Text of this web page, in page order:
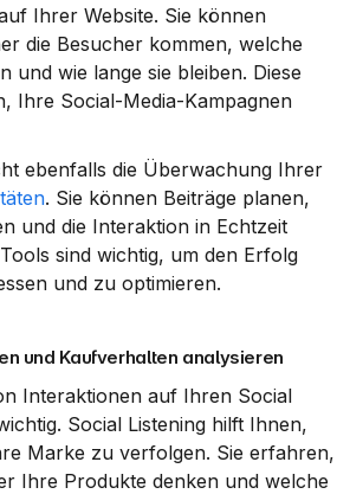
Ihrer Website. Sie können
die Besucher kommen, welche
und wie lange sie bleiben. Diese
Ihre Social-Media-Kampagnen
. Sie können Beiträge planen,
und die Interaktion in Echtzeit
sind wichtig, um den Erfolg
und zu optimieren.
und Kaufverhalten analysieren
Interaktionen auf Ihren Social
Social Listening hilft Ihnen,
Marke zu verfolgen. Sie erfahren,
Ihre Produkte denken und welche